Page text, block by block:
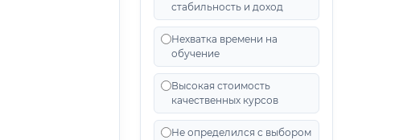
стабильность и доход
Нехватка времени на
обучение
Высокая стоимость
качественных курсов
Не определился с выбором